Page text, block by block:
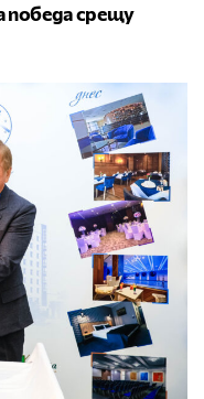
победа срещу